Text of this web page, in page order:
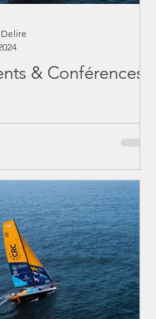
& Conférences